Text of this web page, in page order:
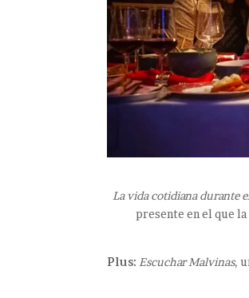
La vida cotidiana durante
presente en el que
Plus: Escuchar Malvinas,